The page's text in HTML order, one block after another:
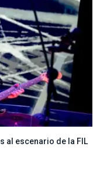
al escenario de la FIL